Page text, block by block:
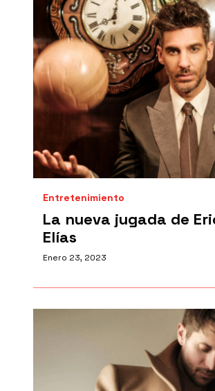
Entretenimiento
La nueva jugada de
Elías
Enero 23, 2023